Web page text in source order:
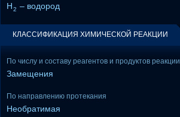
H2 – водород
КЛАССИФИКАЦИЯ ХИМИЧЕСКОЙ РЕАКЦИИ
По числу и составу реагентов и продуктов реакции
Замещения
По направлению протекания
Необратимая